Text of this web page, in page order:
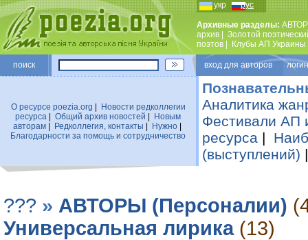
укр рус
Архивные разделы:
архив
Золотой
поэтов
Клубы АП Украины
поиск вход для авторов
О ресурсе poezia.org
Новости редколлегии
ресурса
Общий архив новостей
Новым
авторам| Редколлегия, контакты Нужно|
Благодарности за помощь и сотрудничество
Аналитика
Фестивали АП
ресурса |
(выступлений)
??? » АВТОРЫ (Персоналии)
Универсальная лирика (13)